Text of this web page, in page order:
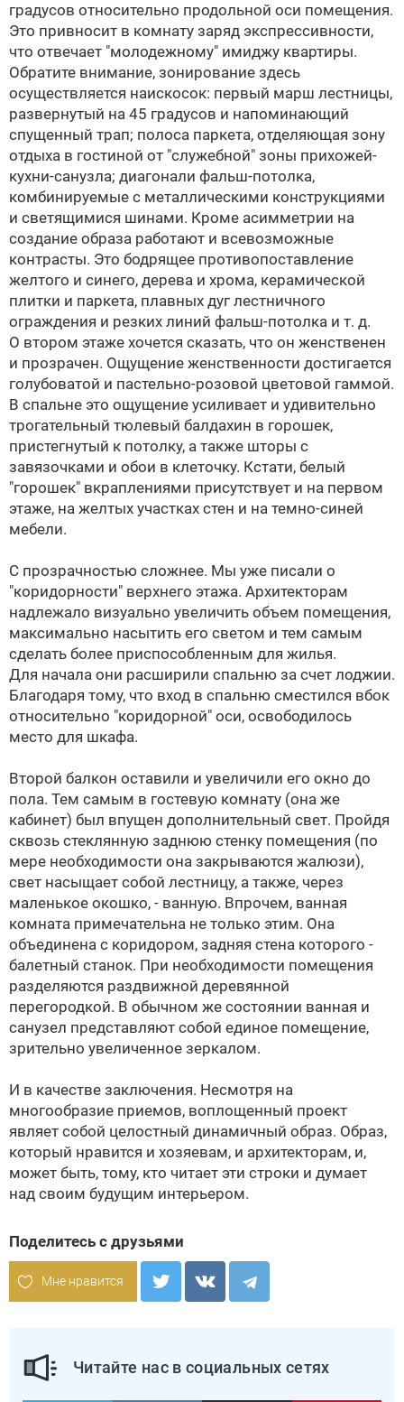
градусов относительно продольной оси помещения.
Это привносит в комнату заряд экспрессивности,
что отвечает "молодежному" имиджу квартиры.
Обратите внимание, зонирование здесь
осуществляется наискосок: первый марш лестницы,
развернутый на 45 градусов и напоминающий
спущенный трап; полоса паркета, отделяющая зону
отдыха в гостиной от "служебной" зоны прихожей-
кухни-санузла; диагонали фальш-потолка,
комбинируемые с металлическими конструкциями
и светящимися шинами. Кроме асимметрии на
создание образа работают и всевозможные
контрасты. Это бодрящее противопоставление
желтого и синего, дерева и хрома, керамической
плитки и паркета, плавных дуг лестничного
ограждения и резких линий фальш-потолка и т. д.
О втором этаже хочется сказать, что он женственен
и прозрачен. Ощущение женственности достигается
голубоватой и пастельно-розовой цветовой гаммой.
В спальне это ощущение усиливает и удивительно
трогательный тюлевый балдахин в горошек,
пристегнутый к потолку, а также шторы с
завязочками и обои в клеточку. Кстати, белый
"горошек" вкраплениями присутствует и на первом
этаже, на желтых участках стен и на темно-синей
мебели.
С прозрачностью сложнее. Мы уже писали о
"коридорности" верхнего этажа. Архитекторам
надлежало визуально увеличить объем помещения,
максимально насытить его светом и тем самым
сделать более приспособленным для жилья.
Для начала они расширили спальню за счет лоджии.
Благодаря тому, что вход в спальню сместился вбок
относительно "коридорной" оси, освободилось
место для шкафа.
Второй балкон оставили и увеличили его окно до
пола. Тем самым в гостевую комнату (она же
кабинет) был впущен дополнительный свет. Пройдя
сквозь стеклянную заднюю стенку помещения (по
мере необходимости она закрываются жалюзи),
свет насыщает собой лестницу, а также, через
маленькое окошко, - ванную. Впрочем, ванная
комната примечательна не только этим. Она
объединена с коридором, задняя стена которого -
балетный станок. При необходимости помещения
разделяются раздвижной деревянной
перегородкой. В обычном же состоянии ванная и
санузел представляют собой единое помещение,
зрительно увеличенное зеркалом.
И в качестве заключения. Несмотря на
многообразие приемов, воплощенный проект
являет собой целостный динамичный образ. Образ,
который нравится и хозяевам, и архитекторам, и,
может быть, тому, кто читает эти строки и думает
над своим будущим интерьером.
Поделитесь с друзьями
Мне нравится
Читайте нас в социальных сетях